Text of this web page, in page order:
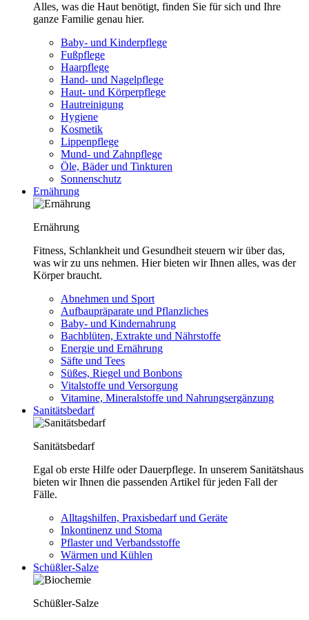
Alles, was die Haut benötigt, finden Sie für sich und Ihre
ganze Familie genau hier.
Baby- und Kinderpflege
Fußpflege
Haarpflege
Hand- und Nagelpflege
Haut- und Körperpflege
Hautreinigung
Hygiene
Kosmetik
Lippenpflege
Mund- und Zahnpflege
Öle, Bäder und Tinkturen
Sonnenschutz
Ernährung
Ernährung
Fitness, Schlankheit und Gesundheit steuern wir über das,
was wir zu uns nehmen. Hier bieten wir Ihnen alles, was der
Körper braucht.
Abnehmen und Sport
Aufbaupräparate und Pflanzliches
Baby- und Kindernahrung
Bachblüten, Extrakte und Nährstoffe
Energie und Ernährung
Säfte und Tees
Süßes, Riegel und Bonbons
Vitalstoffe und Versorgung
Vitamine, Mineralstoffe und Nahrungsergänzung
Sanitätsbedarf
Sanitätsbedarf
Egal ob erste Hilfe oder Dauerpflege. In unserem Sanitätshaus
bieten wir Ihnen die passenden Artikel für jeden Fall der
Fälle.
Alltagshilfen, Praxisbedarf und Geräte
Inkontinenz und Stoma
Pflaster und Verbandsstoffe
Wärmen und Kühlen
Schüßler-Salze
Schüßler-Salze